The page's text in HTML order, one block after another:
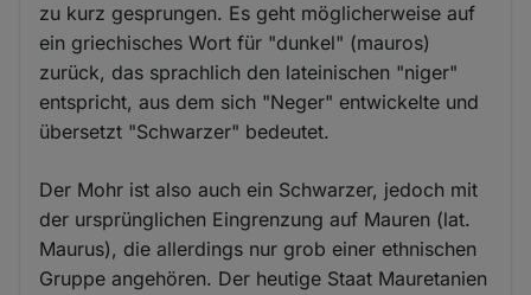
zu kurz gesprungen. Es geht möglicherweise auf
ein griechisches Wort für "dunkel" (mauros)
zurück, das sprachlich den lateinischen "niger"
entspricht, aus dem sich "Neger" entwickelte und
übersetzt "Schwarzer" bedeutet.
Der Mohr ist also auch ein Schwarzer, jedoch mit
der ursprünglichen Eingrenzung auf Mauren (lat.
Maurus), die allerdings nur grob einer ethnischen
Gruppe angehören. Der heutige Staat Mauretanien